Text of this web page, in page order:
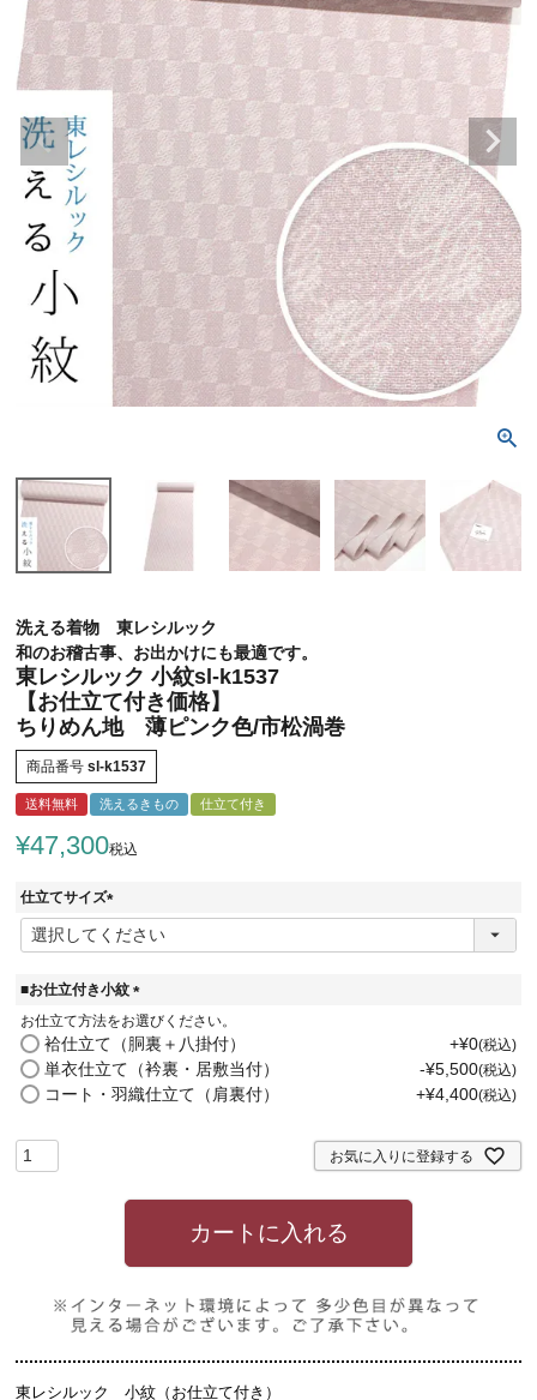
洗える着物 東レシルック
和のお稽古事、お出かけにも最適です。
東レシルック 小紋sl-k1537
【お仕立て付き価格】
ちりめん地 薄ピンク色/市松渦巻
商品番号 sl-k1537
送料無料 洗えるきもの 仕立て付き
¥47,300税込
仕立てサイズ
(
必
)
■お仕立付き小紋
(
必
須
お仕立て方法をお選びください。
袷仕立て（胴裏＋八掛付） +¥0 税込
単衣仕立て（衿裏・居敷当付） -¥5,500 税込
コート・羽織仕立て（肩裏付） +¥4,400 税込
お気に入りに登録する
カートに入れる
東レシルック 小紋（お仕立て付き）